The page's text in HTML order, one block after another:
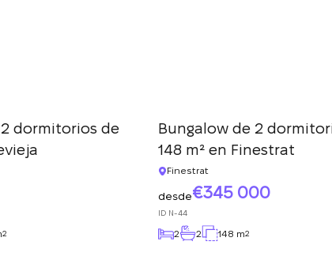
dormitorios de
2
Bungalow de 2
148 m² en Finestrat
Finestrat
desde 345 000
ID N-44
2 2 148 m2